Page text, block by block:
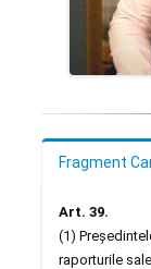
Fragment
Art. 39.
(1)
raporturile